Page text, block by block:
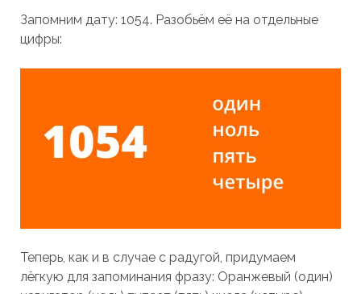
Запомним дату: 1054. Разобьём её на отдельные
цифры:
Теперь, как и в случае с радугой, придумаем
лёгкую для запоминания фразу: Оранжевый (один)